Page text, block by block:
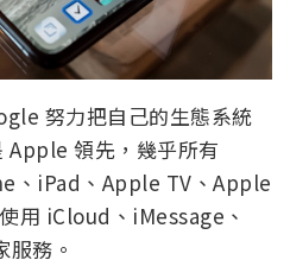
努力把自己的生態系統
Apple 領先，幾乎所有
、iPad、Apple TV、Apple
用 iCloud、iMessage、
務。